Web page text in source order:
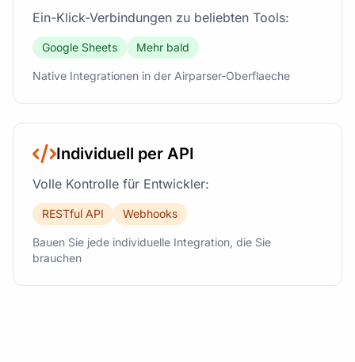
Ein-Klick-Verbindungen zu beliebten Tools:
Google Sheets Mehr bald
Native Integrationen in der Airparser-Oberflaeche
Individuell per API
Volle Kontrolle für Entwickler:
RESTful API Webhooks
Bauen Sie jede individuelle Integration, die Sie
brauchen